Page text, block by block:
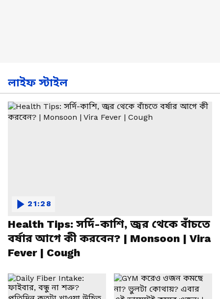
লাইফ স্টাইল
Health Tips: সর্দি-কাশি, জ্বর থেকে বাঁচতে
বর্ষার আগে কী করবেন? | Monsoon | Vira
Fever | Cough
21:28